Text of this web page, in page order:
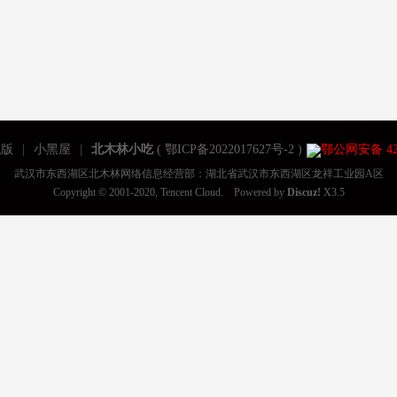
小黑屋 北木林小吃 ( 鄂ICP备2022017627号-2 ) 鄂公网安备
武汉市东西湖区北木林网络信息经营部：湖北省武汉市东西湖区龙祥工业园A区
Copyright © 2001-2020, Tencent Cloud. Powered by Discuz! X3.5